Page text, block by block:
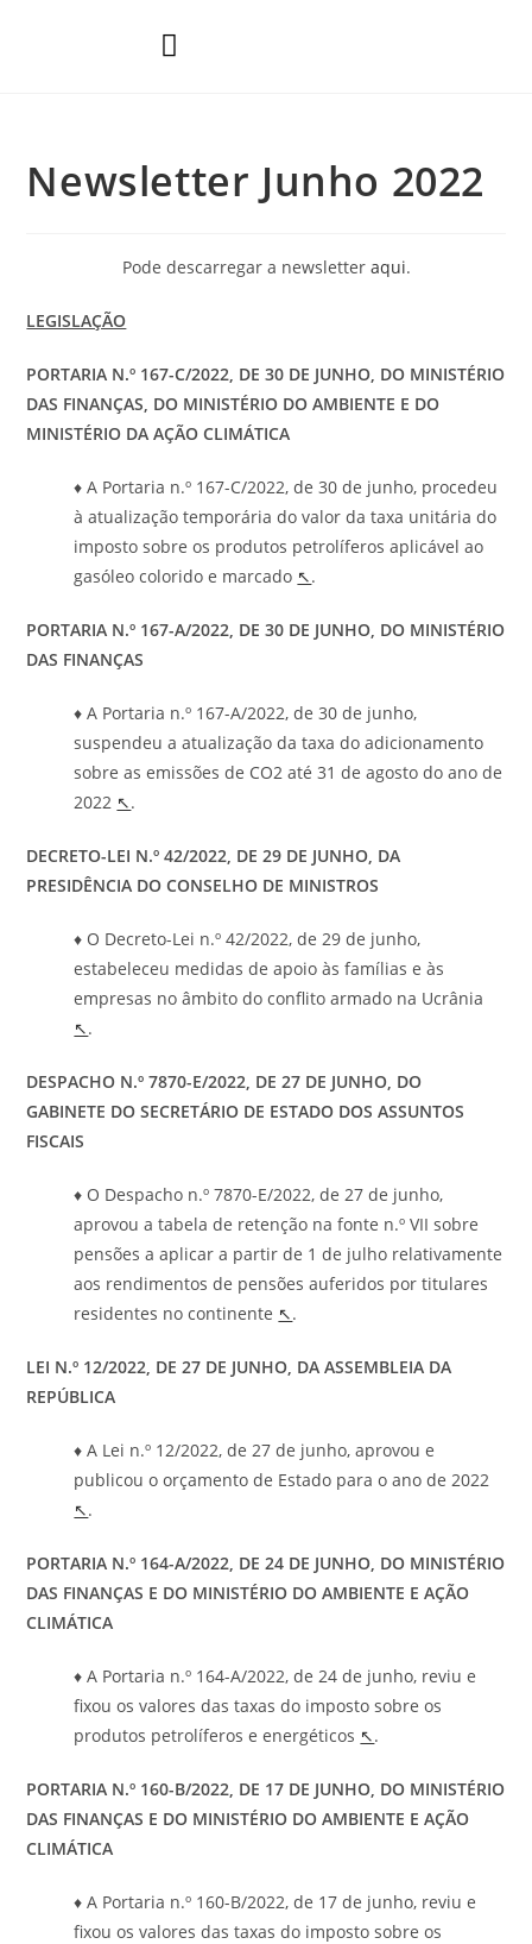
Newsletter Junho 2022
Pode descarregar a newsletter aqui.
LEGISLAÇÃO
PORTARIA N.º 167-C/2022, DE 30 DE JUNHO, DO MINISTÉRIO
DAS FINANÇAS, DO MINISTÉRIO DO AMBIENTE E DO
MINISTÉRIO DA AÇÃO CLIMÁTICA
♦ A Portaria n.º 167-C/2022, de 30 de junho, procedeu
à atualização temporária do valor da taxa unitária do
imposto sobre os produtos petrolíferos aplicável ao
gasóleo colorido e marcado ↖.
PORTARIA N.º 167-A/2022, DE 30 DE JUNHO, DO MINISTÉRIO
DAS FINANÇAS
♦ A Portaria n.º 167-A/2022, de 30 de junho,
suspendeu a atualização da taxa do adicionamento
sobre as emissões de CO2 até 31 de agosto do ano de
2022 ↖.
DECRETO-LEI N.º 42/2022, DE 29 DE JUNHO, DA
PRESIDÊNCIA DO CONSELHO DE MINISTROS
♦ O Decreto-Lei n.º 42/2022, de 29 de junho,
estabeleceu medidas de apoio às famílias e às
empresas no âmbito do conflito armado na Ucrânia
↖.
DESPACHO N.º 7870-E/2022, DE 27 DE JUNHO, DO
GABINETE DO SECRETÁRIO DE ESTADO DOS ASSUNTOS
FISCAIS
♦ O Despacho n.º 7870-E/2022, de 27 de junho,
aprovou a tabela de retenção na fonte n.º VII sobre
pensões a aplicar a partir de 1 de julho relativamente
aos rendimentos de pensões auferidos por titulares
residentes no continente ↖.
LEI N.º 12/2022, DE 27 DE JUNHO, DA ASSEMBLEIA DA
REPÚBLICA
♦ A Lei n.º 12/2022, de 27 de junho, aprovou e
publicou o orçamento de Estado para o ano de 2022
↖.
PORTARIA N.º 164-A/2022, DE 24 DE JUNHO, DO MINISTÉRIO
DAS FINANÇAS E DO MINISTÉRIO DO AMBIENTE E AÇÃO
CLIMÁTICA
♦ A Portaria n.º 164-A/2022, de 24 de junho, reviu e
fixou os valores das taxas do imposto sobre os
produtos petrolíferos e energéticos ↖.
PORTARIA N.º 160-B/2022, DE 17 DE JUNHO, DO MINISTÉRIO
DAS FINANÇAS E DO MINISTÉRIO DO AMBIENTE E AÇÃO
CLIMÁTICA
♦ A Portaria n.º 160-B/2022, de 17 de junho, reviu e
fixou os valores das taxas do imposto sobre os